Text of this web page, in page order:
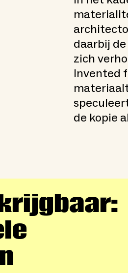
daarbij
zich
Invented
de kopie